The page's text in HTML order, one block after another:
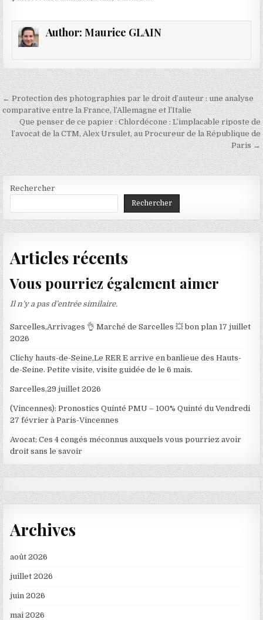
Author: Maurice GLAIN
Navigation
de
l’article
← Protection des photographies par le droit d’auteur : une analyse
comparative entre la France, l’Allemagne et l’Italie
Que penser de ce papier : Chlordécone : L’implacable riposte de
l’avocat de la CTM, Alex Ursulet, au Procureur de la République de
Paris →
Rechercher
Rechercher
Articles récents
Vous pourriez également aimer
Il n’y a pas d’entrée similaire.
Sarcelles,Arrivages 👌 Marché de Sarcelles 💥 bon plan 17 juillet
2026
Clichy hauts-de-Seine,Le RER E arrive en banlieue des Hauts-
de-Seine. Petite visite, visite guidée de le 6 mais.
Sarcelles,29 juillet 2026
(Vincennes): Pronostics Quinté PMU – 100% Quinté du Vendredi
27 février à Paris-Vincennes
Avocat; Ces 4 congés méconnus auxquels vous pourriez avoir
droit sans le savoir
Archives
août 2026
juillet 2026
juin 2026
mai 2026